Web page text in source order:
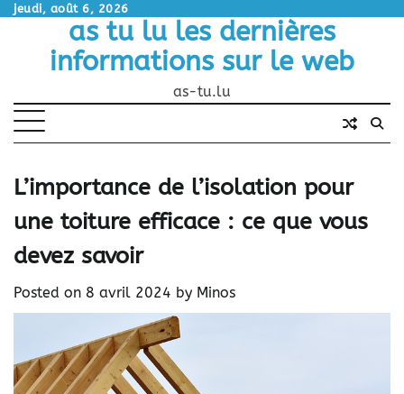
Skipjeudi, août 6, 2026
as tu lu les dernières
informations sur le web
as-tu.lu
L’importance de l’isolation pour
une toiture efficace : ce que vous
devez savoir
Posted on 8 avril 2024 by Minos